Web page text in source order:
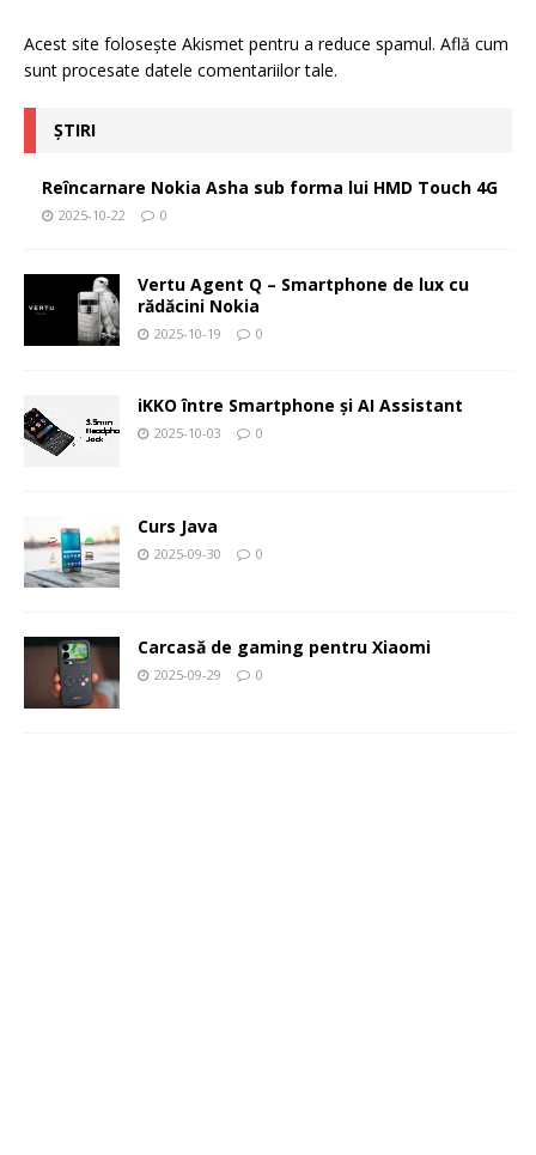
Acest site folosește Akismet pentru a reduce spamul. Află cum
sunt procesate datele comentariilor tale.
ȘTIRI
Reîncarnare Nokia Asha sub forma lui HMD Touch 4G
2025-10-22 0
Vertu Agent Q – Smartphone de lux cu
rădăcini Nokia
2025-10-19 0
iKKO între Smartphone și AI Assistant
2025-10-03 0
Curs Java
2025-09-30 0
Carcasă de gaming pentru Xiaomi
2025-09-29 0